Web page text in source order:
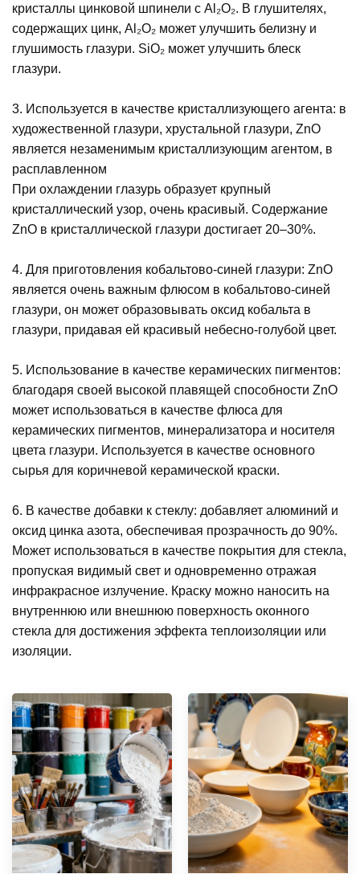
кристаллы цинковой шпинели с Al₂O₂. В глушителях,
содержащих цинк, Al₂O₂ может улучшить белизну и
глушимость глазури. SiO₂ может улучшить блеск
глазури.
3. Используется в качестве кристаллизующего агента: в
художественной глазури, хрустальной глазури, ZnO
является незаменимым кристаллизующим агентом, в
расплавленном
При охлаждении глазурь образует крупный
кристаллический узор, очень красивый. Содержание
ZnO в кристаллической глазури достигает 20–30%.
4. Для приготовления кобальтово-синей глазури: ZnO
является очень важным флюсом в кобальтово-синей
глазури, он может образовывать оксид кобальта в
глазури, придавая ей красивый небесно-голубой цвет.
5. Использование в качестве керамических пигментов:
благодаря своей высокой плавящей способности ZnO
может использоваться в качестве флюса для
керамических пигментов, минерализатора и носителя
цвета глазури. Используется в качестве основного
сырья для коричневой керамической краски.
6. В качестве добавки к стеклу: добавляет алюминий и
оксид цинка азота, обеспечивая прозрачность до 90%.
Может использоваться в качестве покрытия для стекла,
пропуская видимый свет и одновременно отражая
инфракрасное излучение. Краску можно наносить на
внутреннюю или внешнюю поверхность оконного
стекла для достижения эффекта теплоизоляции или
изоляции.